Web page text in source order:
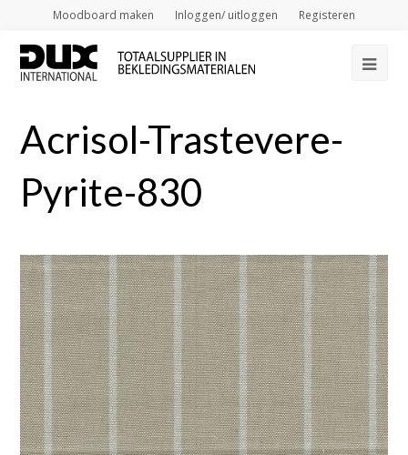
Moodboard maken Inloggen/ uitloggen Registeren
Acrisol-Trastevere-
Pyrite-830